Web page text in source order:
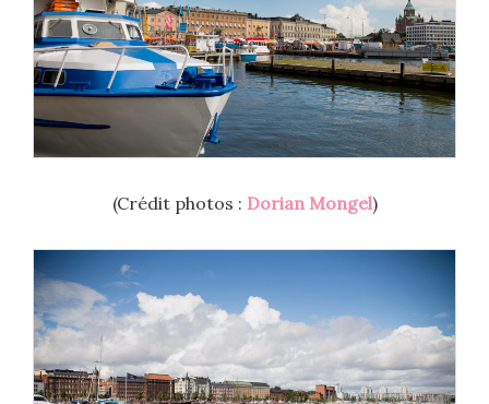
(Crédit photos : Dorian Mongel)